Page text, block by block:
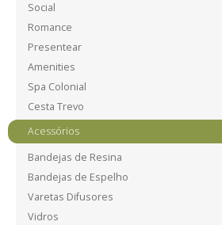
Social
Romance
Presentear
Amenities
Spa Colonial
Cesta Trevo
Acessórios
Bandejas de Resina
Bandejas de Espelho
Varetas Difusores
Vidros